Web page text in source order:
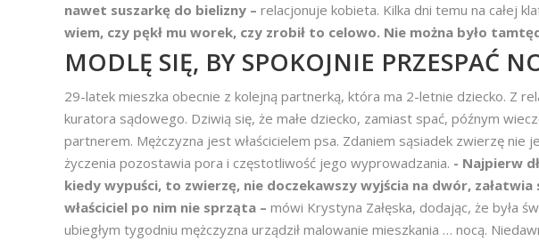
nawet suszarkę do bielizny – relacjonuje kobieta. Kilka dni temu na całej
wiem, czy pękł mu worek, czy zrobił to celowo. Nie można było
MODLĘ SIĘ, BY SPOKOJNIE PRZESPAĆ
29-latek mieszka obecnie z kolejną partnerką, która ma 2-letnie dziecko. Z
kuratora sądowego. Dziwią się, że małe dziecko, zamiast spać, późnym
partnerem. Mężczyzna jest właścicielem psa. Zdaniem sąsiadek zwierzę
życzenia pozostawia pora i częstotliwość jego wyprowadzania. - Najpierw
kiedy wypuści, to zwierzę, nie doczekawszy wyjścia na dwór,
właściciel po nim nie sprząta – mówi Krystyna Załęska, dodając, że była
ubiegłym tygodniu mężczyzna urządził malowanie mieszkania … nocą.